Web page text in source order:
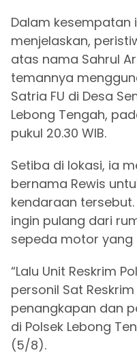
Dalam kesempatan
menjelaskan,
atas nama Sahrul
temannya
Satria FU di Desa
Lebong Tengah,
pukul 20.30 WIB.
Setiba di lokasi, ia
bernama Rewis
kendaraan
ingin pulang dari
sepeda motor yang
“Lalu Unit Reskrim
personil Sat
penangkapan dan
di Polsek Lebong
(5/8).